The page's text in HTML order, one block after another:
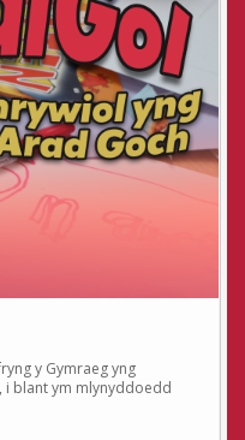
y Gymraeg yng
i blant ym mlynyddoedd